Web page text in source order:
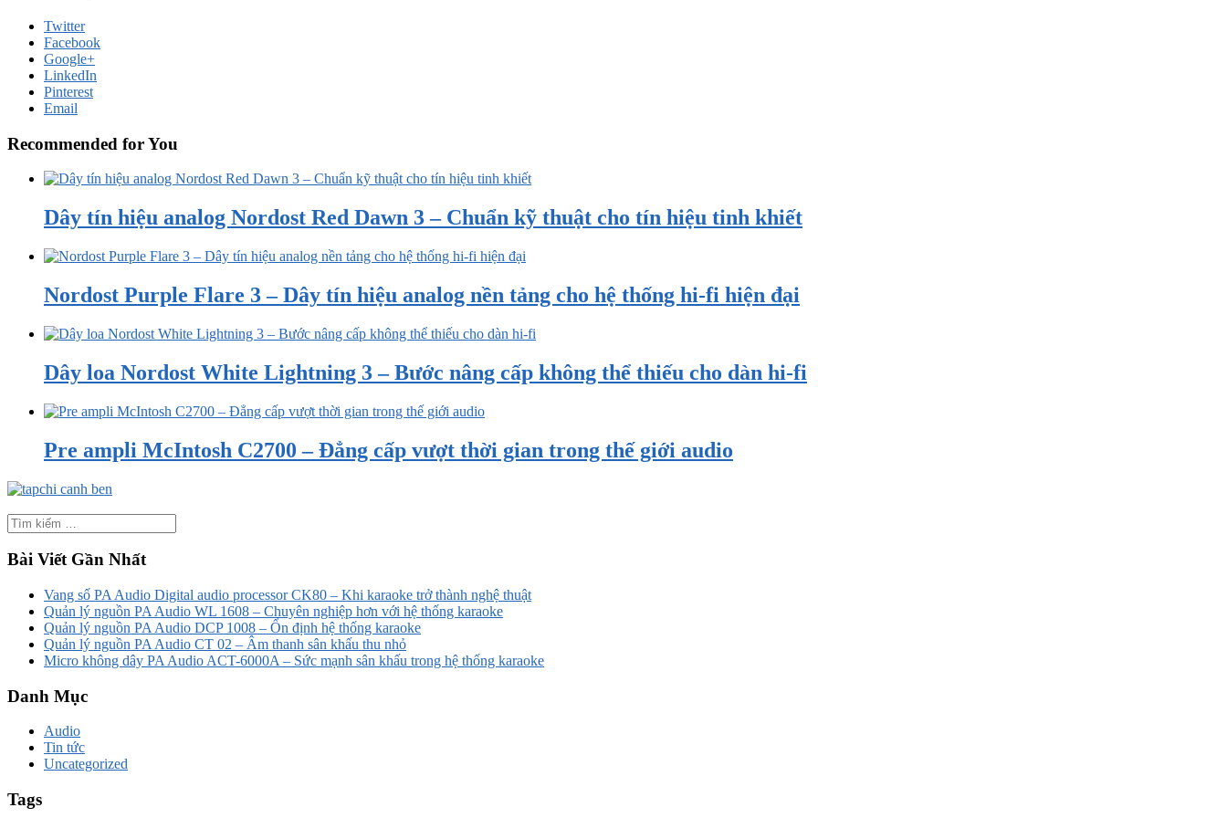
Twitter
Facebook
Google+
LinkedIn
Pinterest
Email
Recommended for You
Dây tín hiệu analog Nordost Red Dawn 3 – Chuẩn kỹ thuật cho tín hiệu tinh khiết
Nordost Purple Flare 3 – Dây tín hiệu analog nền tảng cho hệ thống hi-fi hiện đại
Dây loa Nordost White Lightning 3 – Bước nâng cấp không thể thiếu cho dàn hi-fi
Pre ampli McIntosh C2700 – Đẳng cấp vượt thời gian trong thế giới audio
Bài Viết Gần Nhất
Vang số PA Audio Digital audio processor CK80 – Khi karaoke trở thành nghệ thuật
Quản lý nguồn PA Audio WL 1608 – Chuyên nghiệp hơn với hệ thống karaoke
Quản lý nguồn PA Audio DCP 1008 – Ổn định hệ thống karaoke
Quản lý nguồn PA Audio CT 02 – Âm thanh sân khấu thu nhỏ
Micro không dây PA Audio ACT-6000A – Sức mạnh sân khấu trong hệ thống karaoke
Danh Mục
Audio
Tin tức
Uncategorized
Tags